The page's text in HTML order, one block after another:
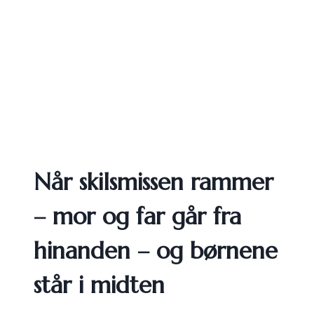
Når skilsmissen rammer
– mor og far går fra
hinanden – og børnene
står i midten